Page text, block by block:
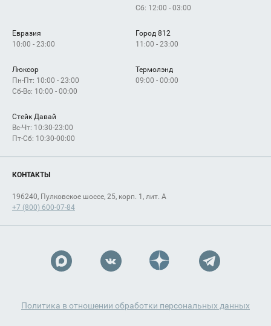
Сб: 12:00 - 03:00
Евразия
10:00 - 23:00
Город 812
11:00 - 23:00
Люксор
Пн-Пт: 10:00 - 23:00
Сб-Вс: 10:00 - 00:00
Термолэнд
09:00 - 00:00
Стейк Давай
Вс-Чт: 10:30-23:00
Пт-Сб: 10:30-00:00
КОНТАКТЫ
196240, Пулковское шоссе, 25, корп. 1, лит. А
+7 (800) 600-07-84
Политика в отношении обработки персональных данных